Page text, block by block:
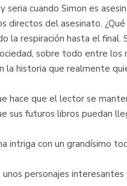
cuando Simon es
del asesinato.
la respiración hasta el final.
sobre todo entre los
historia que realmente
hace que el lector se
sus futuros libros puedan
con un grandísimo
personajes